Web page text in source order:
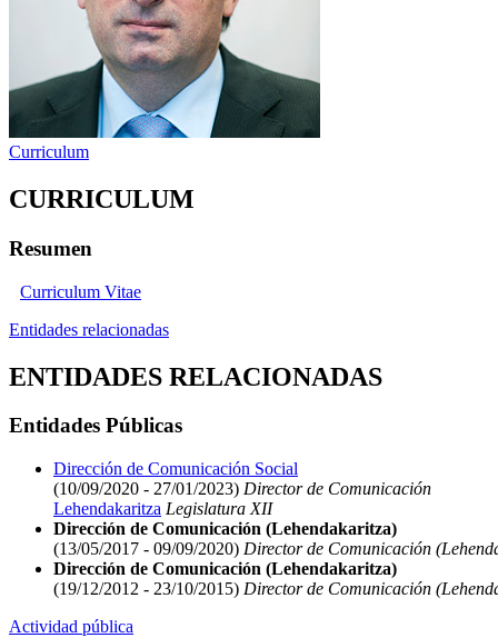
Curriculum
CURRICULUM
Resumen
Curriculum Vitae
Entidades relacionadas
ENTIDADES RELACIONADAS
Entidades Públicas
Dirección de Comunicación Social
(10/09/2020 - 27/01/2023) Director de Comunicación
Lehendakaritza Legislatura XII
Dirección de Comunicación (Lehendakaritza)
(13/05/2017 - 09/09/2020) Director de Comunicación
Dirección de Comunicación (Lehendakaritza)
(19/12/2012 - 23/10/2015) Director de Comunicación
Actividad pública